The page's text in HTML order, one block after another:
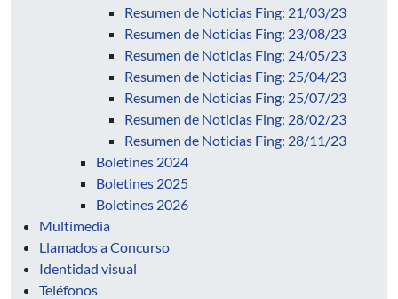
Resumen de Noticias Fing: 21/03/23
Resumen de Noticias Fing: 23/08/23
Resumen de Noticias Fing: 24/05/23
Resumen de Noticias Fing: 25/04/23
Resumen de Noticias Fing: 25/07/23
Resumen de Noticias Fing: 28/02/23
Resumen de Noticias Fing: 28/11/23
Boletines 2024
Boletines 2025
Boletines 2026
Multimedia
Llamados a Concurso
Identidad visual
Teléfonos